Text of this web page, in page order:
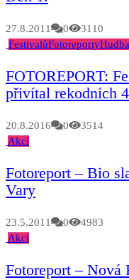
27.8.2011 0
3110
FestivalůFotoreportyHudba
FOTOREPORT:
přivítal rekodních
20.8.2016 0
3514
Akcí
Fotoreport – Bio
Vary
23.5.2011 0
4983
Akcí
Fotoreport – Nová